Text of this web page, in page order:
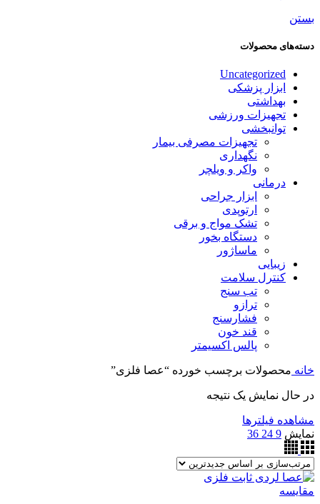
بستن
دسته‌های محصولات
Uncategorized
ابزار پزشکی
بهداشتی
تجهیزات ورزشی
توانبخشی
تجهیزات مصرفی بیمار
نگهداری
واکر و ویلچر
درمانی
ابزار جراحی
ارتوپدی
تشک مواج و برقی
دستگاه بخور
ماساژور
زیبایی
کنترل سلامت
تب سنج
ترازو
فشارسنج
قند خون
پالس اکسیمتر
خانه محصولات برچسب خورده “عصا فلزی”
در حال نمایش یک نتیجه
مشاهده فیلترها
نمایش 9
24
36
مقایسه